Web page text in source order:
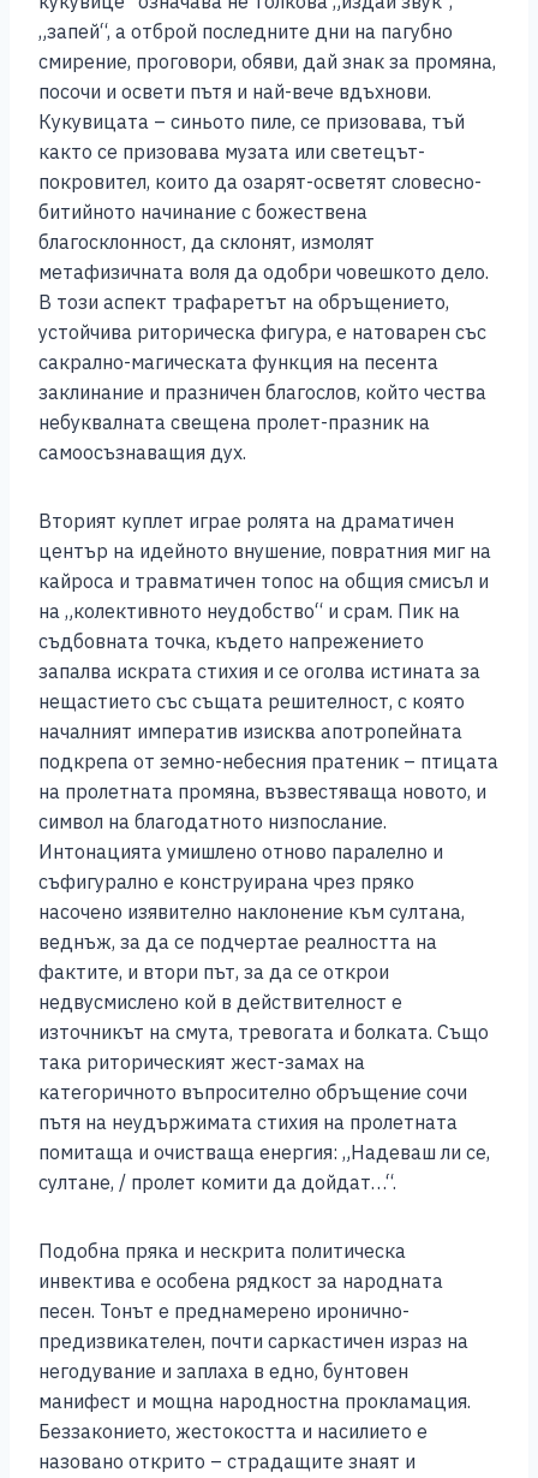
„запей“, а отброй последните дни на пагубно
смирение, проговори, обяви, дай знак за промяна,
посочи и освети пътя и най-вече вдъхнови.
Кукувицата – синьото пиле, се призовава, тъй
както се призовава музата или светецът-
покровител, които да озарят-осветят словесно-
битийното начинание с божествена
благосклонност, да склонят, измолят
метафизичната воля да одобри човешкото дело.
В този аспект трафаретът на обръщението,
устойчива риторическа фигура, е натоварен със
сакрално-магическата функция на песента
заклинание и празничен благослов, който чества
небуквалната свещена пролет-празник на
самоосъзнаващия дух.
Вторият куплет играе ролята на драматичен
център на идейното внушение, повратния миг на
кайроса и травматичен топос на общия смисъл и
на „колективното неудобство“ и срам. Пик на
съдбовната точка, където напрежението
запалва искрата стихия и се оголва истината за
нещастието със същата решителност, с която
началният императив изисква апотропейната
подкрепа от земно-небесния пратеник – птицата
на пролетната промяна, възвестяваща новото, и
символ на благодатното низпослание.
Интонацията умишлено отново паралелно и
съфигурално е конструирана чрез пряко
насочено изявително наклонение към султана,
веднъж, за да се подчертае реалността на
фактите, и втори път, за да се открои
недвусмислено кой в действителност е
източникът на смута, тревогата и болката. Също
така риторическият жест-замах на
категоричното въпросително обръщение сочи
пътя на неудържимата стихия на пролетната
помитаща и очистваща енергия: „Надеваш ли се,
султане, / пролет комити да дойдат…“.
Подобна пряка и нескрита политическа
инвектива е особена рядкост за народната
песен. Тонът е преднамерено иронично-
предизвикателен, почти саркастичен израз на
негодувание и заплаха в едно, бунтовен
манифест и мощна народностна прокламация.
Беззаконието, жестокостта и насилието е
назовано открито – страдащите знаят и